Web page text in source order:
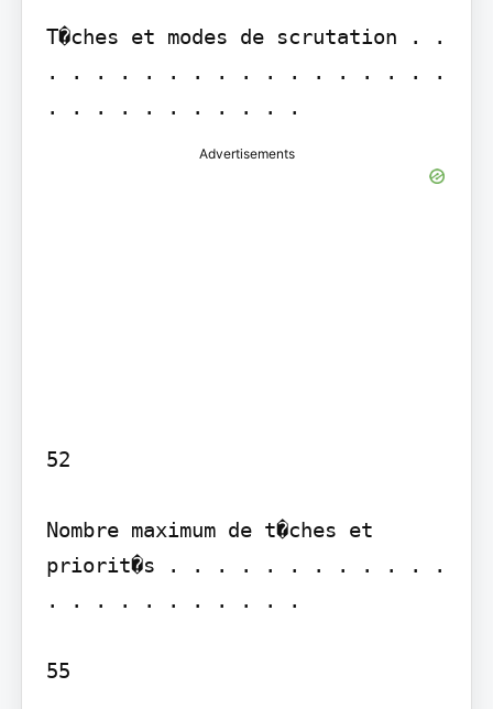
T�ches et modes de scrutation . .
. . . . . . . . . . . . . . . . .
Advertisements
52
Nombre maximum de t�ches et
priorit�s . . . . . . . . . . . .
. . . . . . . . . . .
55